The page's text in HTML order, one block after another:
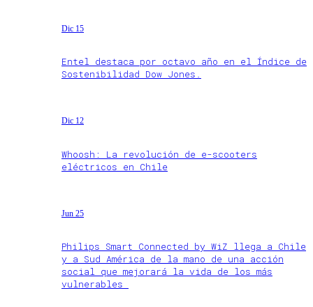
Dic 15
Entel destaca por octavo año en el Índice de
Sostenibilidad Dow Jones.
Dic 12
Whoosh: La revolución de e-scooters
eléctricos en Chile
Jun 25
Philips Smart Connected by WiZ llega a Chile
y a Sud América de la mano de una acción
social que mejorará la vida de los más
vulnerables